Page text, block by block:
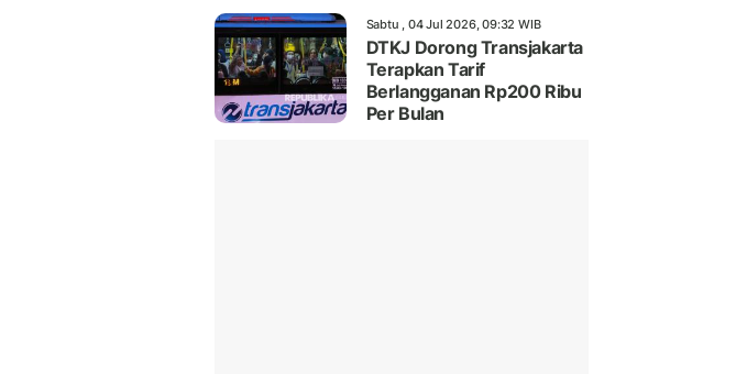
Sabtu , 04 Jul 2026, 09:32 WIB
DTKJ Dorong Transjakarta
Terapkan Tarif
Berlangganan Rp200 Ribu
Per Bulan